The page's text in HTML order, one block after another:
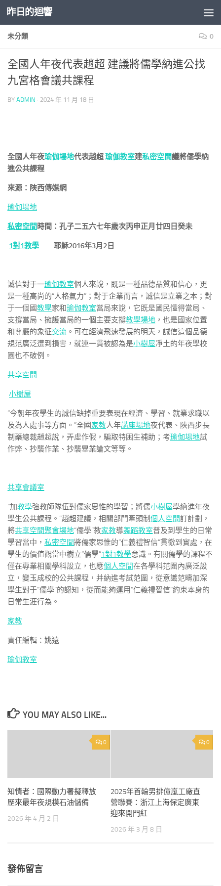
Skip to content
昨日的迴響
未分類 0
全國人年夜代表趙超 建議將儒學納進公找
九宮格會議共課程
BY ADMIN · 2024 年 11 月 18 日
全國人年夜瑜伽場地代表趙超瑜伽教室建私密空間議將儒學納
進公共課程
來源：陜西傳媒網
瑜伽場地
私密空間 時間：孔子二五六七年歲次丙申正月廿四日癸未
1對1教學 耶穌2016年3月2日
誠信對于一瑜伽教室個人來說，既是一種品德品質和信心，更
是一種高尚的“人格氣力”；對于企業而言，誠信是立業之本；對
于一個國教學家和瑜伽教室當局來說，它既是國民懂得當局、
支撐當局、擁護當局的一個主要支撐教學場地 ，也是國家位置
和尊嚴的象征交流 。可在經濟飛速發展的明天，誠信這個品德
規范廣泛遭到損害，就連一貫被認為是小樹屋凈土的年夜學校
園也不破例。
共享空間
小樹屋
“今朝年夜學生的誠信缺掉重要表現在經濟、學習、就業求職以
及為人處事等方面。”全國家教人年講座場地夜代表、陜西步長
制藥總裁趙超說，弄虛作假，騙取特困生補助；考瑜伽場地試
作弊、抄襲作業、抄襲畢業論文等等。
共享會議室
“加教學強教師隊伍對儒家思惟的學習；將儒小樹屋學納進年夜
學生公共課程。”趙超建議，相關部門牽頭制個人空間訂計劃，
將共享空間聚會場地“儒學”教家教導舞蹈教室普及到學生的日常
學習當中， 私密空間將儒家思惟的“仁義禮智信”貫徹到實處，在
學生的價值觀當中樹立“儒學”1對1教學意識。有關儒學的課程不
僅在專業相關學科設立，也應個人空間在各學科范圍內廣泛設
立，變玉成校的公共課程，并納進考試范圍，從意識范疇加深
學生對于“儒學”的認知，從而能夠運用“仁義禮智信”約束本身的
日常生涯行為。
家教
責任編輯：姚遠
瑜伽教室
YOU MAY ALSO LIKE...
0
知情者：國際動力署擬釋放
歷來最年夜規模石油儲備
2026 年 4 月 2 日
0
2025年首輪男排億嵐工廠直
營聯賽：浙江上海保定廣東
迎來開門紅
2026 年 3 月 8 日
發佈留言